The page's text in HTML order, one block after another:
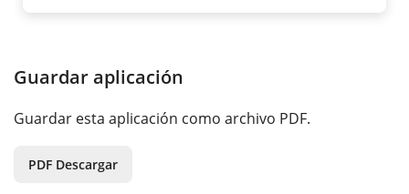
Guardar aplicación
Guardar esta aplicación como archivo PDF.
PDF Descargar